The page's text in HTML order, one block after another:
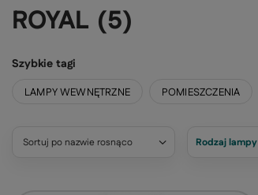
ROYAL (5)
Szybkie tagi
LAMPY WEWNĘTRZNE POMIESZCZENIA
Sortuj po nazwie rosnąco Rodzaj lampy